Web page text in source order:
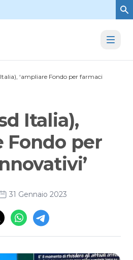
‘ampliare Fondo per farmaci
Italia),
Fondo per
31 Gennaio 2023